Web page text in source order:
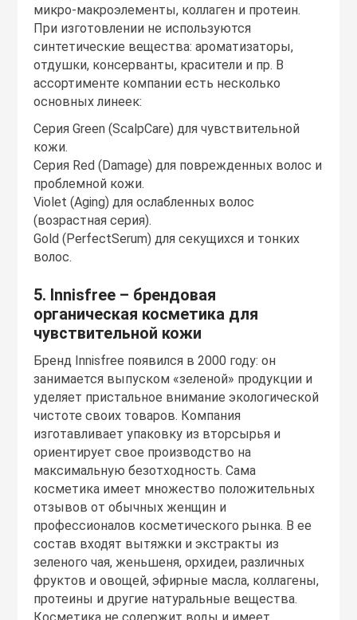
микро-макроэлементы, коллаген и протеин.
При изготовлении не используются
синтетические вещества: ароматизаторы,
отдушки, консерванты, красители и пр. В
ассортименте компании есть несколько
основных линеек:
Серия Green (ScalpCare) для чувствительной
кожи.
Серия Red (Damage) для поврежденных волос и
проблемной кожи.
Violet (Aging) для ослабленных волос
(возрастная серия).
Gold (PerfectSerum) для секущихся и тонких
волос.
5. Innisfree – брендовая
органическая косметика для
чувствительной кожи
Бренд Innisfree появился в 2000 году: он
занимается выпуском «зеленой» продукции и
уделяет пристальное внимание экологической
чистоте своих товаров. Компания
изготавливает упаковку из вторсырья и
ориентирует свое производство на
максимальную безотходность. Сама
косметика имеет множество положительных
отзывов от обычных женщин и
профессионалов косметического рынка. В ее
состав входят вытяжки и экстракты из
зеленого чая, женьшеня, орхидеи, различных
фруктов и овощей, эфирные масла, коллагены,
протеины и другие натуральные вещества.
Косметика не содержит воды и имеет